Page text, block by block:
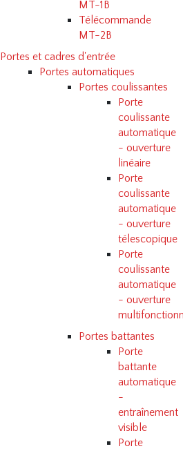
MT-1B
Télécommande
MT-2B
Portes et cadres d'entrée
Portes automatiques
Portes coulissantes
Porte
coulissante
automatique
- ouverture
linéaire
Porte
coulissante
automatique
- ouverture
télescopique
Porte
coulissante
automatique
- ouverture
Portes battantes
Porte
battante
automatique
-
entraînement
visible
Porte